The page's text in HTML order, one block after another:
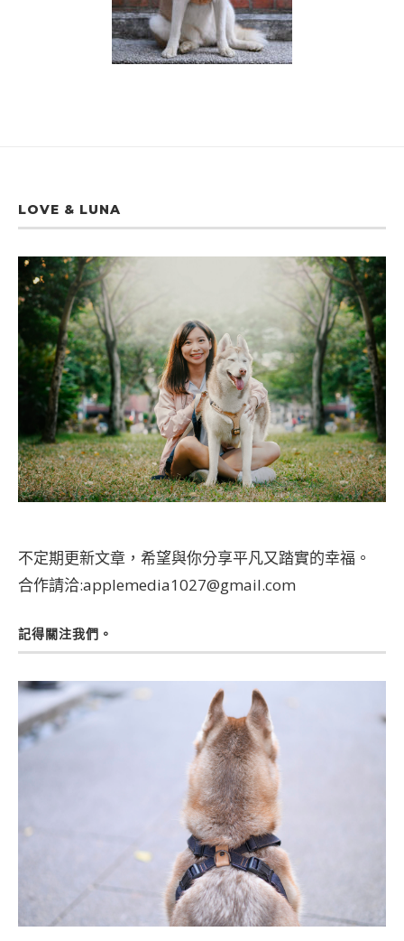
LOVE & LUNA
不定期更新文章，希望與你分享平凡又踏實的幸福。
合作請洽:applemedia1027@gmail.com
記得關注我們。